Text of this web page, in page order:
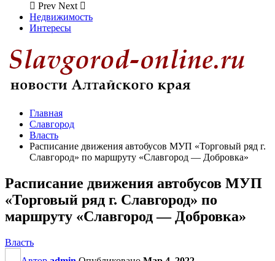
Prev Next
Недвижимость
Интересы
Главная
Славгород
Власть
Расписание движения автобусов МУП «Торговый ряд г.
Славгород» по маршруту «Славгород — Добровка»
Расписание движения автобусов МУП
«Торговый ряд г. Славгород» по
маршруту «Славгород — Добровка»
Власть